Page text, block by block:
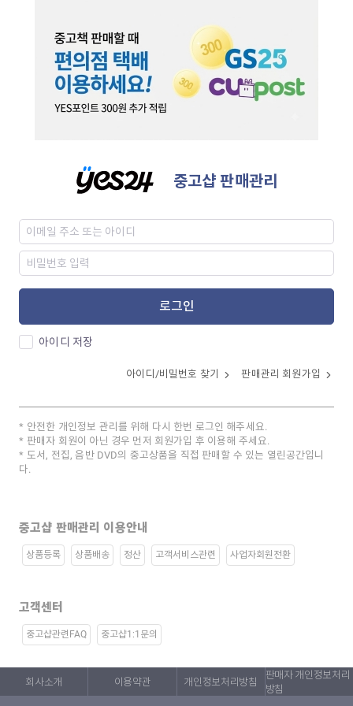
중고샵 판매관리
로그인
아이디 저장
아이디/비밀번호 찾기 판매관리 회원가입
안전한 개인정보 관리를 위해 다시 한번 로그인 해주세요.
판매자 회원이 아닌 경우 먼저 회원가입 후 이용해 주세요.
도서, 전집, 음반 DVD의 중고상품을 직접 판매할 수 있는 열린공간입니
다.
중고샵 판매관리 이용안내
상품등록 상품배송 정산 고객서비스관련 사업자회원전환
고객센터
중고샵관련FAQ 중고샵1:1문의
회사소개 이용약관 개인정보처리방침
판매자 개인정보처리
방침